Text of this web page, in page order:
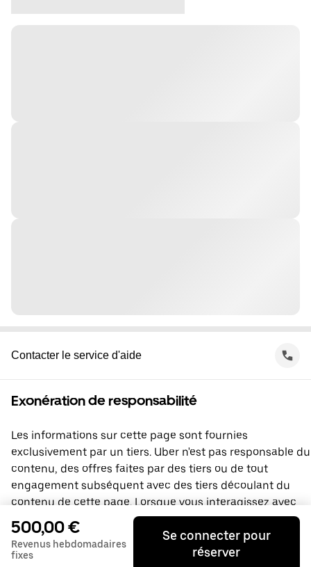
Contacter le service d'aide
Exonération de responsabilité
Les informations sur cette page sont fournies
exclusivement par un tiers. Uber n'est pas responsable du
contenu, des offres faites par des tiers ou de tout
engagement subséquent avec des tiers découlant du
contenu de cette page. Lorsque vous interagissez avec
un tiers, vous concluez une entente directement avec lui,
à laquelle Uber ne prend pas part. Si vous avez des
questions, veuillez contacter directement le tiers.
500,00 €
Revenus hebdomadaires
fixes
Se connecter pour
réserver